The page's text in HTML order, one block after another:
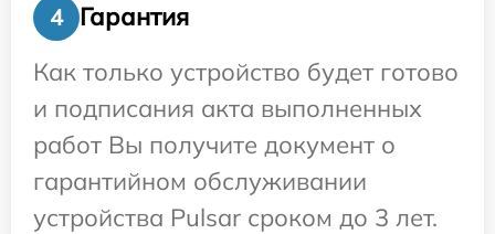
4
Гарантия
Как только устройство будет готово
и подписания акта выполненных
работ Вы получите документ о
гарантийном обслуживании
устройства Pulsar сроком до 3 лет.